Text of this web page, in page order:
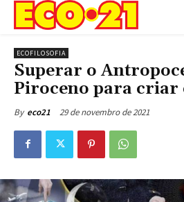
ECOFILOSOFIA
Superar o
Piroceno para criar
By eco21 29 de novembro de 2021